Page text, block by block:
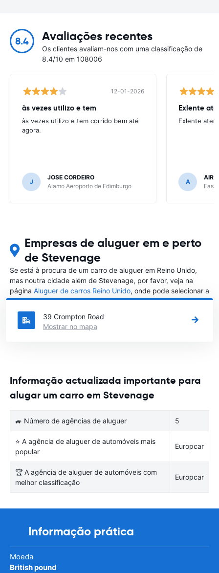
8.4 Avaliações recentes
Os clientes avaliam-nos com uma classificação de
8.4/10 em 108006
12-01-2026
às vezes utilizo e tem
às vezes utilizo e tem corrido bem até
agora.
J
JOSE CORDEIRO
Alamo Aeroporto de Edimburgo
Exlente
Exlente
A
Empresas de aluguer em e perto
de Stevenage
Se está à procura de um carro de aluguer em Reino Unido,
mas noutra cidade além de Stevenage, por favor, veja na
página Aluguer de carros Reino Unido, onde pode selecionar a
outra cidade em Reino Unido que gostaria de alugar um carro
39 Crompton Road
Mostrar no mapa
Informação actualizada importante para
alugar um carro em Stevenage
🚙 Número de agências de aluguer 5
⭐ A agência de aluguer de automóveis mais
popular
Europcar
🏆 A agência de aluguer de automóveis com
melhor classificação
Europcar
Informação prática
Moeda
British pound